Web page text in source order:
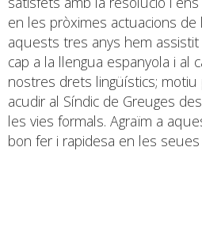
en les pròximes actuacions
aquests tres anys hem
cap a la llengua espanyola i al
nostres drets lingüístics; motiu
acudir al Síndic de Greuges
les vies formals. Agraïm a
bon fer i rapidesa en les seues